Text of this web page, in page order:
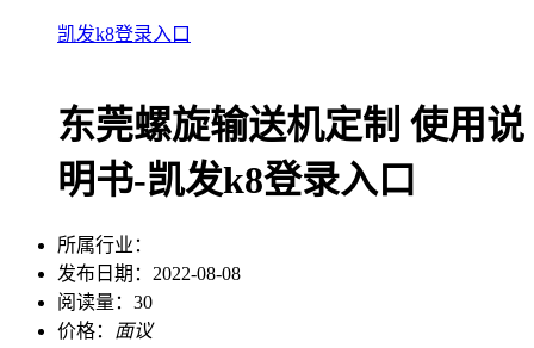
凯发k8登录入口
东莞螺旋输送机定制 使用说
明书-凯发k8登录入口
所属行业：
发布日期： 2022-08-08
阅读量： 30
价格：
面议